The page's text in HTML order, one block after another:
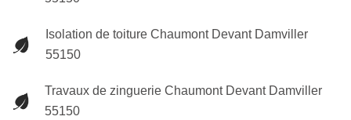
Isolation de toiture Chaumont Devant Damviller
55150
Travaux de zinguerie Chaumont Devant Damviller
55150